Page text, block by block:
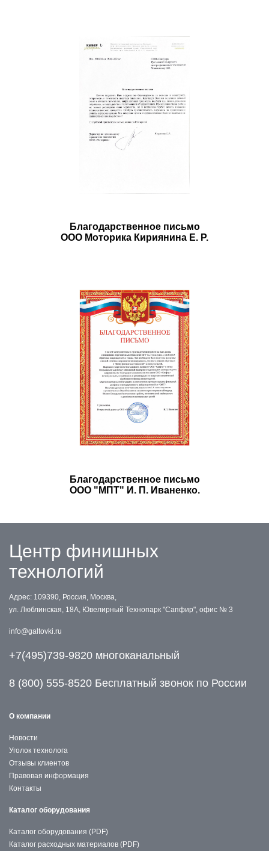
Благодарственное письмо
ООО Моторика Кириянина Е. Р.
Благодарственное письмо
ООО "МПТ" И. П. Иваненко.
Центр финишных
технологий
Адрес: 109390, Россия, Москва,
ул. Люблинская, 18А, Ювелирный Технопарк "Сапфир", офис № 3
info@galtovki.ru
+7(495)739-9820 многоканальный
8 (800) 555-8520 Бесплатный звонок по России
О компании
Новости
Уголок технолога
Отзывы клиентов
Правовая информация
Контакты
Каталог оборудования
Каталог оборудования (PDF)
Каталог расходных материалов (PDF)